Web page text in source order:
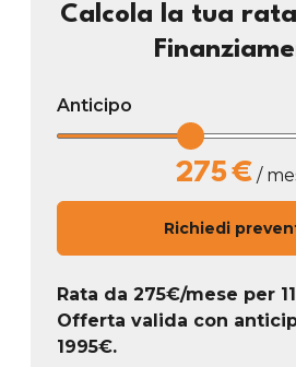
Calcola la tua rata
Anticipo
275€ /
Richiedi
Rata da 275€/mese per
Offerta valida con
1995€.